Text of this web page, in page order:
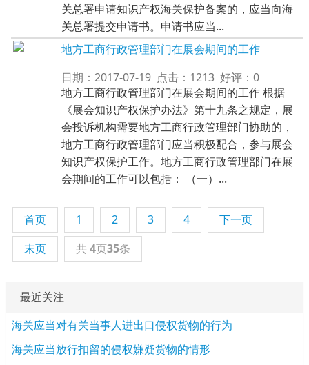
关总署申请知识产权海关保护备案的，应当向海
关总署提交申请书。申请书应当...
地方工商行政管理部门在展会期间的工作
日期：2017-07-19 点击：1213 好评：0
地方工商行政管理部门在展会期间的工作 根据
《展会知识产权保护办法》第十九条之规定，展
会投诉机构需要地方工商行政管理部门协助的，
地方工商行政管理部门应当积极配合，参与展会
知识产权保护工作。地方工商行政管理部门在展
会期间的工作可以包括： （一）...
首页 1 2 3 4
下一页
末页
共4页35条
最近关注
海关应当对有关当事人进出口侵权货物的行为
海关应当放行扣留的侵权嫌疑货物的情形